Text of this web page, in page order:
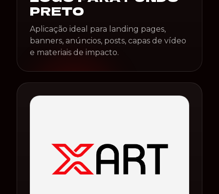
PRETO
Aplicação ideal para landing pages,
banners, anúncios, posts, capas de vídeo
e materiais de impacto.